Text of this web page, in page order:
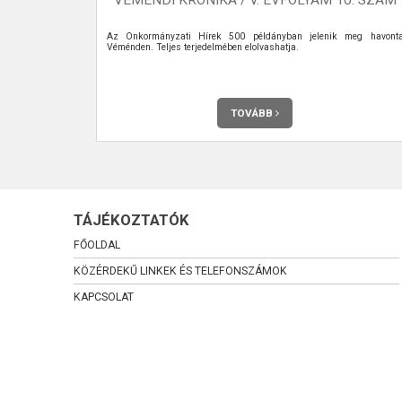
Az Önkormányzati Hírek 500 példányban jelenik meg havonta
Véménden. Teljes terjedelmében elolvashatja.
TOVÁBB
TÁJÉKOZTATÓK
FŐOLDAL
KÖZÉRDEKŰ LINKEK ÉS TELEFONSZÁMOK
KAPCSOLAT